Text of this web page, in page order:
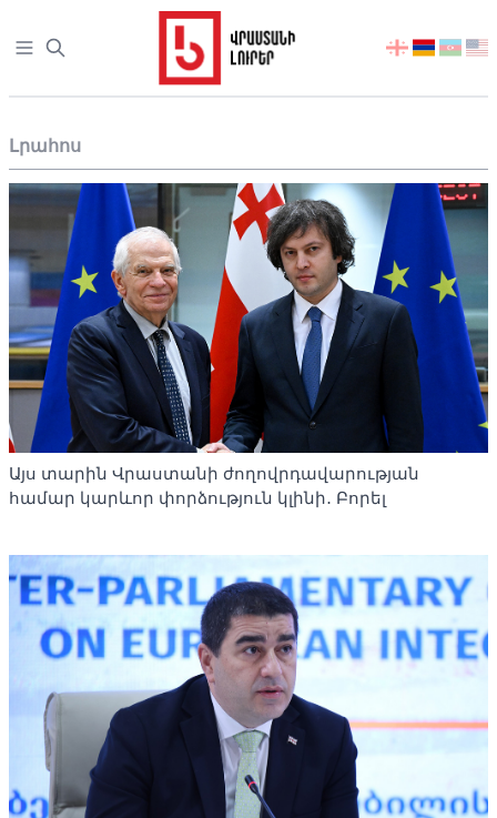
Open sidebar
აირჩიეთ
Լրահոս
Այս տարին Վրաստանի ժողովրդավարության
համար կարևոր փորձություն կլինի․ Բորել